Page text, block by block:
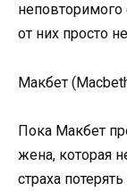
неповторимого
от них просто
Макбет
Пока Макбет
жена, которая
страха